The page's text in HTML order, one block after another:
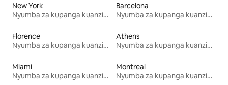
New York
Nyumba za kupanga kuanzia mwezi mmoja
Barcelona
Nyumba za kupanga kuanzia mwezi mmoja
Florence
Nyumba za kupanga kuanzia mwezi mmoja
Athens
Nyumba za kupanga kuanzia mwezi mmoja
Miami
Nyumba za kupanga kuanzia mwezi mmoja
Montreal
Nyumba za kupanga kuanzia mwezi mmoja